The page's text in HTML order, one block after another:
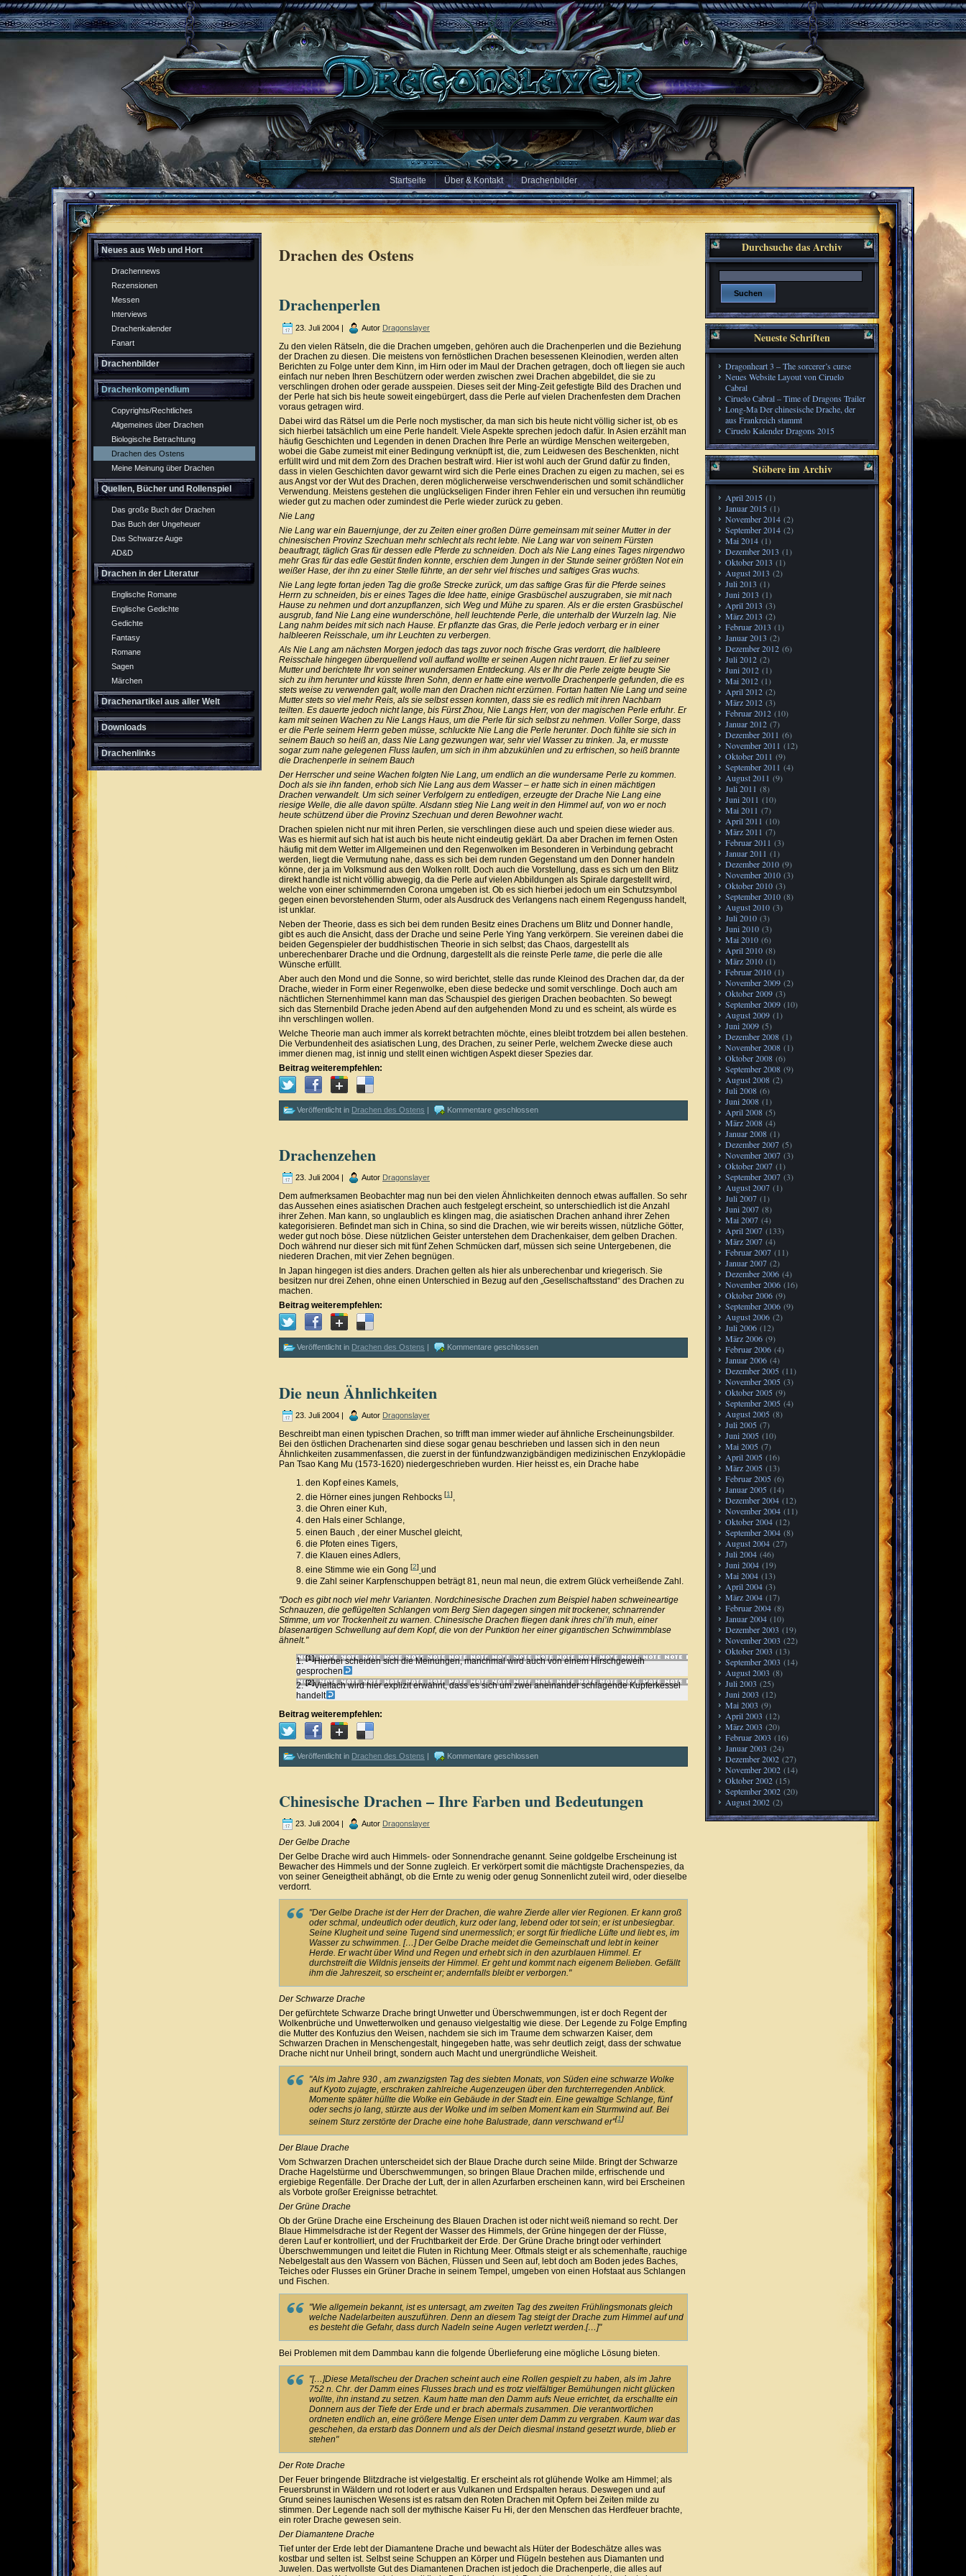
Startseite Über & Kontakt Drachenbilder
Neues aus Web und Hort
Drachennews
Rezensionen
Messen
Interviews
Drachenkalender
Fanart
Drachenbilder
Drachenkompendium
Copyrights/Rechtliches
Allgemeines über Drachen
Biologische Betrachtung
Drachen des Ostens
Meine Meinung über Drachen
Quellen, Bücher und Rollenspiel
Das große Buch der Drachen
Das Buch der Ungeheuer
Das Schwarze Auge
AD&D
Drachen in der Literatur
Englische Romane
Englische Gedichte
Gedichte
Fantasy
Romane
Sagen
Märchen
Drachenartikel aus aller Welt
Downloads
Drachenlinks
Drachen des Ostens
Drachenperlen
23. Juli 2004 | Autor Dragonslayer
Zu den vielen Rätseln, die die Drachen umgeben, gehören auch die Drachenperlen und die Beziehung
der Drachen zu diesen. Die meistens von fernöstlichen Drachen besessenen Kleinodien, werden alten
Berichten zu Folge unter dem Kinn, im Hirn oder im Maul der Drachen getragen, doch oft liegen sie auch
einfach nur neben Ihren Beschützern oder werden zwischen zwei Drachen abgebildet, die sie zu
verschlingen drohen oder gerade ausspeien. Dieses seit der Ming-Zeit gefestigte Bild des Drachen und
der Perle hat sich bis heute soweit eingebürgert, dass die Perle auf vielen Drachenfesten dem Drachen
voraus getragen wird.
Dabei wird das Rätsel um die Perle noch mystischer, da man sich bis heute nicht völlig sicher ist, ob es
sich hierbei tatsächlich um eine Perle handelt. Viele Aspekte sprechen jedoch dafür. In Asien erzählt man
häufig Geschichten und Legenden in denen Drachen Ihre Perle an würdige Menschen weitergeben,
wobei die Gabe zumeist mit einer Bedingung verknüpft ist, die, zum Leidwesen des Beschenkten, nicht
erfüllt wird und mit dem Zorn des Drachen bestraft wird. Hier ist wohl auch der Grund dafür zu finden,
dass in vielen Geschichten davor gewarnt wird sich die Perle eines Drachen zu eigen zu machen, sei es
aus Angst vor der Wut des Drachen, deren möglicherweise verschwenderischen und somit schändlicher
Verwendung. Meistens gestehen die unglückseligen Finder ihren Fehler ein und versuchen ihn reumütig
wieder gut zu machen oder zumindest die Perle wieder zurück zu geben.
Nie Lang
Nie Lang war ein Bauernjunge, der zu Zeiten einer großen Dürre gemeinsam mit seiner Mutter in der
chinesischen Provinz Szechuan mehr schlecht als recht lebte. Nie Lang war von seinem Fürsten
beauftragt, täglich Gras für dessen edle Pferde zu schneiden. Doch als Nie Lang eines Tages nirgendwo
mehr Gras für das edle Gestüt finden konnte, erschien dem Jungen in der Stunde seiner größten Not ein
weißer Hase, der ihn zu einer Stelle führte, an der sehr viel frisches und saftiges Gras wuchs.
Nie Lang legte fortan jeden Tag die große Strecke zurück, um das saftige Gras für die Pferde seines
Herrn zu schneiden, bis er eines Tages die Idee hatte, einige Grasbüschel auszugraben, sie mit nach
Hause zu nehmen und dort anzupflanzen, sich Weg und Mühe zu sparen. Als er die ersten Grasbüschel
ausgrub, fand Nie Lang eine wunderschöne, hell leuchtende Perle, die unterhalb der Wurzeln lag. Nie
Lang nahm beides mit sich nach Hause. Er pflanzte das Gras, die Perle jedoch verbarg er in einer
halbleeren Reisschale, um ihr Leuchten zu verbergen.
Als Nie Lang am nächsten Morgen jedoch das tags zuvor noch frische Gras verdorrt, die halbleere
Reisschale hingegen überquellend voll auffand wollte er seinen Augen nicht trauen. Er lief zu seiner
Mutter und berichtete Ihr von seiner wundersamen Entdeckung. Als er Ihr die Perle zeigte beugte Sie
sich zu ihm herunter und küsste Ihren Sohn, denn er hatte eine wertvolle Drachenperle gefunden, die es
stets weise zu verwenden galt, wolle man den Drachen nicht erzürnen. Fortan hatten Nie Lang und seine
Mutter stets so viel mehr Reis, als sie selbst essen konnten, dass sie es redlich mit ihren Nachbarn
teilten. Es dauerte jedoch nicht lange, bis Fürst Zhou, Nie Langs Herr, von der magischen Perle erfuhr. Er
kam mit seinen Wachen zu Nie Langs Haus, um die Perle für sich selbst zu nehmen. Voller Sorge, dass
er die Perle seinem Herrn geben müsse, schluckte Nie Lang die Perle herunter. Doch fühlte sie sich in
seinem Bauch so heiß an, dass Nie Lang gezwungen war, sehr viel Wasser zu trinken. Ja, er musste
sogar zum nahe gelegenen Fluss laufen, um sich in ihm abzukühlen und zu erfrischen, so heiß brannte
die Drachenperle in seinem Bauch
Der Herrscher und seine Wachen folgten Nie Lang, um endlich an die wundersame Perle zu kommen.
Doch als sie ihn fanden, erhob sich Nie Lang aus dem Wasser – er hatte sich in einen mächtigen
Drachen verwandelt. Um sich seiner Verfolgern zu entledigen, erzeugte der Drache Nie Lang eine
riesige Welle, die alle davon spülte. Alsdann stieg Nie Lang weit in den Himmel auf, von wo er noch
heute schützend über die Provinz Szechuan und deren Bewohner wacht.
Drachen spielen nicht nur mit ihren Perlen, sie verschlingen diese auch und speien diese wieder aus.
Was es hiermit auf sich hat ist auch bis heute nicht eindeutig geklärt. Da aber Drachen im fernen Osten
häufig mit dem Wetter im Allgemeinen und den Regenwolken im Besonderen in Verbindung gebracht
werden, liegt die Vermutung nahe, dass es sich bei dem runden Gegenstand um den Donner handeln
könne, der ja im Volksmund aus den Wolken rollt. Doch auch die Vorstellung, dass es sich um den Blitz
direkt handle ist nicht völlig abwegig, da die Perle auf vielen Abbildungen als Spirale dargestellt wird,
welche von einer schimmernden Corona umgeben ist. Ob es sich hierbei jedoch um ein Schutzsymbol
gegen einen bevorstehenden Sturm, oder als Ausdruck des Verlangens nach einem Regenguss handelt,
ist unklar.
Neben der Theorie, dass es sich bei dem runden Besitz eines Drachens um Blitz und Donner handle,
gibt es auch die Ansicht, dass der Drache und seine Perle Ying Yang verkörpern. Sie vereinen dabei die
beiden Gegenspieler der buddhistischen Theorie in sich selbst; das Chaos, dargestellt als
unberechenbarer Drache und die Ordnung, dargestellt als die reinste Perle tame , die perle die alle
Wünsche erfüllt.
Aber auch den Mond und die Sonne, so wird berichtet, stelle das runde Kleinod des Drachen dar, da der
Drache, wieder in Form einer Regenwolke, eben diese bedecke und somit verschlinge. Doch auch am
nächtlichen Sternenhimmel kann man das Schauspiel des gierigen Drachen beobachten. So bewegt
sich das Sternenbild Drache jeden Abend auf den aufgehenden Mond zu und es scheint, als würde es
ihn verschlingen wollen.
Welche Theorie man auch immer als korrekt betrachten möchte, eines bleibt trotzdem bei allen bestehen.
Die Verbundenheit des asiatischen Lung, des Drachen, zu seiner Perle, welchem Zwecke diese auch
immer dienen mag, ist innig und stellt einen wichtigen Aspekt dieser Spezies dar.
Beitrag weiterempfehlen:
Veröffentlicht in Drachen des Ostens | Kommentare geschlossen
Drachenzehen
23. Juli 2004 | Autor Dragonslayer
Dem aufmerksamen Beobachter mag nun bei den vielen Ähnlichkeiten dennoch etwas auffallen. So sehr
das Aussehen eines asiatischen Drachen auch festgelegt erscheint, so unterschiedlich ist die Anzahl
ihrer Zehen. Man kann, so unglaublich es klingen mag, die asiatischen Drachen anhand ihrer Zehen
kategorisieren. Befindet man sich in China, so sind die Drachen, wie wir bereits wissen, nützliche Götter,
weder gut noch böse. Diese nützlichen Geister unterstehen dem Drachenkaiser, dem gelben Drachen.
Doch während nur dieser sich mit fünf Zehen Schmücken darf, müssen sich seine Untergebenen, die
niederen Drachen, mit vier Zehen begnügen.
In Japan hingegen ist dies anders. Drachen gelten als hier als unberechenbar und kriegerisch. Sie
besitzen nur drei Zehen, ohne einen Unterschied in Bezug auf den „Gesellschaftsstand“ des Drachen zu
machen.
Beitrag weiterempfehlen:
Veröffentlicht in Drachen des Ostens Kommentare geschlossen
Die neun Ähnlichkeiten
23. Juli 2004 | Autor Dragonslayer
Beschreibt man einen typischen Drachen, so trifft man immer wieder auf ähnliche Erscheinungsbilder.
Bei den östlichen Drachenarten sind diese sogar genau beschrieben und lassen sich in den neun
Ähnlichkeiten zusammenfassen, die zuerst in der fünfundzwanzigbändigen medizinischen Enzyklopädie
Pan Tsao Kang Mu (1573-1620) niedergeschrieben wurden. Hier heisst es, ein Drache habe
den Kopf eines Kamels,
die Hörner eines jungen Rehbocks [1]
die Ohren einer Kuh,
den Hals einer Schlange,
einen Bauch , der einer Muschel gleicht,
die Pfoten eines Tigers,
die Klauen eines Adlers,
eine Stimme wie ein Gong [2] und
die Zahl seiner Karpfenschuppen beträgt 81, neun mal neun, die extrem Glück verheißende Zahl.
"Doch es gibt noch viel mehr Varianten. Nordchinesische Drachen zum Beispiel haben schweineartige
Schnauzen, die geflügelten Schlangen vom Berg Sien dagegen singen mit trockener, schnarrender
Stimme, um vor Trockenheit zu warnen. Chinesische Drachen fliegen dank ihres chi’ih muh, einer
blasenartigen Schwellung auf dem Kopf, die von der Punktion her einer gigantischen Schwimmblase
ähnelt."
[1]Hierbei scheiden sich die Meinungen, manchmal wird auch von einem Hirschgeweih
gesprochen
[2]Vielfach wird hier explizit erwähnt, dass es sich um zwei aneinander schlagende Kupferkessel
handelt
Beitrag weiterempfehlen:
Veröffentlicht in Drachen des Ostens | Kommentare geschlossen
Chinesische Drachen – Ihre Farben und Bedeutungen
23. Juli 2004 | Autor Dragonslayer
Der Gelbe Drache
Der Gelbe Drache wird auch Himmels- oder Sonnendrache genannt. Seine goldgelbe Erscheinung ist
Bewacher des Himmels und der Sonne zugleich. Er verkörpert somit die mächtigste Drachenspezies, da
von seiner Geneigtheit abhängt, ob die Ernte zu wenig oder genug Sonnenlicht zuteil wird, oder dieselbe
verdorrt.
"Der Gelbe Drache ist der Herr der Drachen, die wahre Zierde aller vier Regionen. Er kann groß
oder schmal, undeutlich oder deutlich, kurz oder lang, lebend oder tot sein; er ist unbesiegbar.
Seine Klugheit und seine Tugend sind unermesslich; er sorgt für friedliche Lüfte und liebt es, im
Wasser zu schwimmen. […] Der Gelbe Drache meidet die Gemeinschaft und lebt in keiner
Herde. Er wacht über Wind und Regen und erhebt sich in den azurblauen Himmel. Er
durchstreift die Wildnis jenseits der Himmel. Er geht und kommt nach eigenem Belieben. Gefällt
ihm die Jahreszeit, so erscheint er; andernfalls bleibt er verborgen."
Der Schwarze Drache
Der gefürchtete Schwarze Drache bringt Unwetter und Überschwemmungen, ist er doch Regent der
Wolkenbrüche und Unwetterwolken und genauso vielgestaltig wie diese. Der Legende zu Folge Empfing
die Mutter des Konfuzius den Weisen, nachdem sie sich im Traume dem schwarzen Kaiser, dem
Schwarzen Drachen in Menschengestalt, hingegeben hatte, was sehr deutlich zeigt, dass der schwatue
Drache nicht nur Unheil bringt, sondern auch Macht und unergründliche Weisheit.
"Als im Jahre 930 , am zwanzigsten Tag des siebten Monats, von Süden eine schwarze Wolke
auf Kyoto zujagte, erschraken zahlreiche Augenzeugen über den furchterregenden Anblick.
Momente später hüllte die Wolke ein Gebäude in der Stadt ein. Eine gewaltige Schlange, fünf
oder sechs jo lang, stürzte aus der Wolke und im selben Moment kam ein Sturmwind auf. Bei
seinem Sturz zerstörte der Drache eine hohe Balustrade, dann verschwand er"[1]
Der Blaue Drache
Vom Schwarzen Drachen unterscheidet sich der Blaue Drache durch seine Milde. Bringt der Schwarze
Drache Hagelstürme und Überschwemmungen, so bringen Blaue Drachen milde, erfrischende und
ergiebige Regenfälle. Der Drache der Luft, der in allen Azurfarben erscheinen kann, wird bei Erscheinen
als Vorbote großer Ereignisse betrachtet.
Der Grüne Drache
Ob der Grüne Drache eine Erscheinung des Blauen Drachen ist oder nicht weiß niemand so recht. Der
Blaue Himmelsdrache ist der Regent der Wasser des Himmels, der Grüne hingegen der der Flüsse,
deren Lauf er kontrolliert, und der Fruchtbarkeit der Erde. Der Grüne Drache bringt oder verhindert
Überschwemmungen und leitet die Fluten in Richtung Meer. Oftmals steigt er als schemenhafte, rauchige
Nebelgestalt aus den Wassern von Bächen, Flüssen und Seen auf, lebt doch am Boden jedes Baches,
Teiches oder Flusses ein Grüner Drache in seinem Tempel, umgeben von einen Hofstaat aus Schlangen
und Fischen.
"Wie allgemein bekannt, ist es untersagt, am zweiten Tag des zweiten Frühlingsmonats gleich
welche Nadelarbeiten auszuführen. Denn an diesem Tag steigt der Drache zum Himmel auf und
es besteht die Gefahr, dass durch Nadeln seine Augen verletzt werden.[…]"
Bei Problemen mit dem Dammbau kann die folgende Überlieferung eine mögliche Lösung bieten.
"[…]Diese Metallscheu der Drachen scheint auch eine Rollen gespielt zu haben, als im Jahre
752 n. Chr. der Damm eines Flusses brach und es trotz vielfältiger Bemühungen nicht glücken
wollte, ihn instand zu setzen. Kaum hatte man den Damm aufs Neue errichtet, da erschallte ein
Donnern aus der Tiefe der Erde und er brach abermals zusammen. Die verantwortlichen
ordneten endlich an, eine größere Menge Eisen unter dem Damm zu vergraben. Kaum war das
geschehen, da erstarb das Donnern und als der Deich diesmal instand gesetzt wurde, blieb er
stehen"
Der Rote Drache
Der Feuer bringende Blitzdrache ist vielgestaltig. Er erscheint als rot glühende Wolke am Himmel; als
Feuersbrunst in Wäldern und rot lodert er aus Vulkanen und Erdspalten heraus. Deswegen und auf
Grund seines launischen Wesens ist es ratsam den Roten Drachen mit Opfern bei Zeiten milde zu
stimmen. Der Legende nach soll der mythische Kaiser Fu Hi, der den Menschen das Herdfeuer brachte,
ein roter Drache gewesen sein.
Der Diamantene Drache
Tief unter der Erde lebt der Diamantene Drache und bewacht als Hüter der Bodeschätze alles was
kostbar und selten ist. Selbst seine Schuppen an Körper und Flügeln bestehen aus Diamanten und
Juwelen. Das wertvollste Gut des Diamantenen Drachen ist jedoch die Drachenperle, die alles auf
Durchsuche das Archiv
Neueste Schriften
Dragonheart 3 – The sorcerer’s curse
Neues Website Layout von Ciruelo
Cabral
Ciruelo Cabral – Time of Dragons Trailer
Long-Ma Der chinesische Drache, der
aus Frankreich stammt
Ciruelo Kalender Dragons 2015
Stöbere im Archiv
April 2015 (1)
Januar 2015 (1)
November 2014 (2)
September 2014 (2)
Mai 2014 (1)
Dezember 2013 (1)
Oktober 2013 (1)
August 2013 (2)
Juli 2013 (1)
Juni 2013 (1)
April 2013 (3)
März 2013 (2)
Februar 2013 (1)
Januar 2013 (2)
Dezember 2012 (6)
Juli 2012 (2)
Juni 2012 (1)
Mai 2012 (1)
April 2012 (2)
März 2012 (3)
Februar 2012 (10)
Januar 2012 (7)
Dezember 2011 (6)
November 2011 (12)
Oktober 2011 (9)
September 2011 (4)
August 2011 (9)
Juli 2011 (8)
Juni 2011 (10)
Mai 2011 (7)
April 2011 (10)
März 2011 (7)
Februar 2011 (3)
Januar 2011 (1)
Dezember 2010 (9)
November 2010 (3)
Oktober 2010 (3)
September 2010 (8)
August 2010 (3)
Juli 2010 (3)
Juni 2010 (3)
Mai 2010 (6)
April 2010 (8)
März 2010 (1)
Februar 2010 (1)
November 2009 (2)
Oktober 2009 (3)
September 2009 (10)
August 2009 (1)
Juni 2009 (5)
Dezember 2008 (1)
November 2008 (1)
Oktober 2008 (6)
September 2008 (9)
August 2008 (2)
Juli 2008 (6)
Juni 2008 (1)
April 2008 (5)
März 2008 (4)
Januar 2008 (1)
Dezember 2007 (5)
November 2007 (3)
Oktober 2007 (1)
September 2007 (3)
August 2007 (1)
Juli 2007 (1)
Juni 2007 (8)
Mai 2007 (4)
April 2007 (133)
März 2007 (4)
Februar 2007 (11)
Januar 2007 (2)
Dezember 2006 (4)
November 2006 (16)
Oktober 2006 (9)
September 2006 (9)
August 2006 (2)
Juli 2006 (12)
März 2006 (9)
Februar 2006 (4)
Januar 2006 (4)
Dezember 2005 (11)
November 2005 (3)
Oktober 2005 (9)
September 2005 (4)
August 2005 (8)
Juli 2005 (7)
Juni 2005 (10)
Mai 2005 (7)
April 2005 (16)
März 2005 (13)
Februar 2005 (6)
Januar 2005 (14)
Dezember 2004 (12)
November 2004 (11)
Oktober 2004 (12)
September 2004 (8)
August 2004 (27)
Juli 2004 (46)
Juni 2004 (19)
Mai 2004 (13)
April 2004 (3)
März 2004 (17)
Februar 2004 (8)
Januar 2004 (10)
Dezember 2003 (19)
November 2003 (22)
Oktober 2003 (13)
September 2003 (14)
August 2003 (8)
Juli 2003 (25)
Juni 2003 (12)
Mai 2003 (9)
April 2003 (12)
März 2003 (20)
Februar 2003 (16)
Januar 2003 (24)
Dezember 2002 (27)
November 2002 (14)
Oktober 2002 (15)
September 2002 (20)
August 2002 (2)